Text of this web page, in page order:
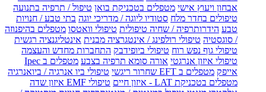
אבחון ויעוץ אישי מטפלים בטכניקת בואן טיפול / תרפיה בתנועה
טיפולים בחדר מלח סטודיו ליוגה / מדריכי יוגה בתי טבע / חנויות
טבע הידרותרפיה / שחיה טיפולית טיפולי וואטסו מטפלים בהיפנוזה
/ סוגסטיה טיפולי רולפינג / אינטגרציה מבנית אינטליגנציה רגשית
טיפולי גוף נפש רוח טיפולי ביופידבק התחברות מחדש והעצמה
טיפולי איזון אנרגטי אורה סומא תרפיה בצבע
מטפלים ב Ipec
אייפק מטפלים ב EFT שחרור ריגשי
טיפולי ביו אנרגיה / ביואנרגיה
מטפלים בטכניקת LAT - איזון חיים
טיפולי EMF איזון שדה